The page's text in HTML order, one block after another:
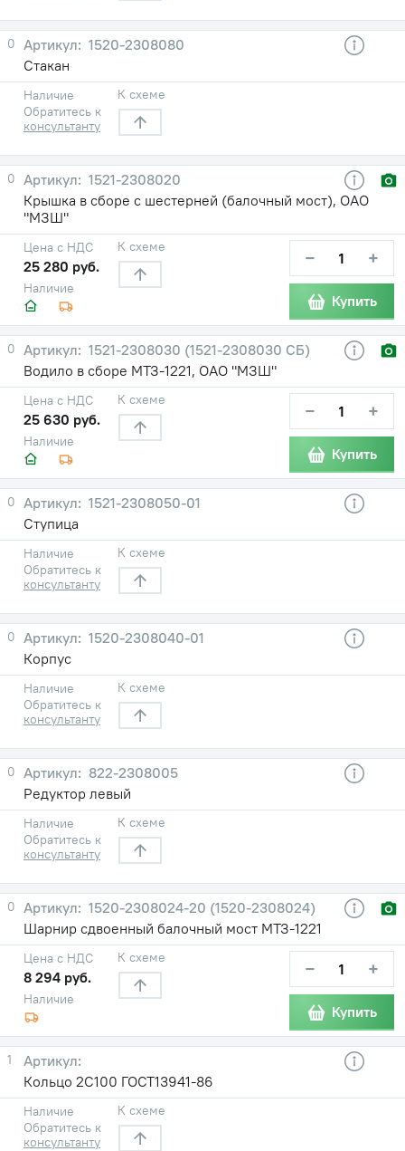
0
1520-2308080
Стакан
Наличие
Обратитесь к
консультанту
К схеме
0
1521-2308020
Крышка в сборе с шестерней (балочный мост), ОАО
"МЗШ"
Наличие
Цена с НДС
25 280 руб.
К схеме − +
Купить
0
1521-2308030 (1521-2308030 СБ)
Водило в сборе МТЗ-1221, ОАО "МЗШ"
Наличие
Цена с НДС
25 630 руб.
К схеме − +
Купить
0
1521-2308050-01
Ступица
Наличие
Обратитесь к
консультанту
К схеме
0
1520-2308040-01
Корпус
Наличие
Обратитесь к
консультанту
К схеме
0
822-2308005
Редуктор левый
Наличие
Обратитесь к
консультанту
К схеме
0
1520-2308024-20 (1520-2308024)
Шарнир сдвоенный балочный мост МТЗ-1221
Наличие
Цена с НДС
8 294 руб.
К схеме − +
Купить
1
Кольцо 2С100 ГОСТ13941-86
Наличие
Обратитесь к
консультанту
К схеме